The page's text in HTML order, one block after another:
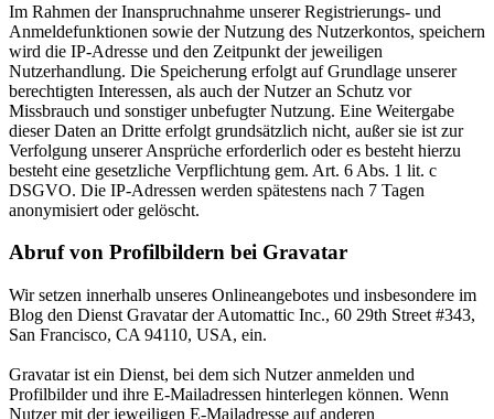
Im Rahmen der Inanspruchnahme unserer Registrierungs- und
Anmeldefunktionen sowie der Nutzung des Nutzerkontos, speichern
wird die IP-Adresse und den Zeitpunkt der jeweiligen
Nutzerhandlung. Die Speicherung erfolgt auf Grundlage unserer
berechtigten Interessen, als auch der Nutzer an Schutz vor
Missbrauch und sonstiger unbefugter Nutzung. Eine Weitergabe
dieser Daten an Dritte erfolgt grundsätzlich nicht, außer sie ist zur
Verfolgung unserer Ansprüche erforderlich oder es besteht hierzu
besteht eine gesetzliche Verpflichtung gem. Art. 6 Abs. 1 lit. c
DSGVO. Die IP-Adressen werden spätestens nach 7 Tagen
anonymisiert oder gelöscht.
Abruf von Profilbildern bei Gravatar
Wir setzen innerhalb unseres Onlineangebotes und insbesondere im
Blog den Dienst Gravatar der Automattic Inc., 60 29th Street #343,
San Francisco, CA 94110, USA, ein.
Gravatar ist ein Dienst, bei dem sich Nutzer anmelden und
Profilbilder und ihre E-Mailadressen hinterlegen können. Wenn
Nutzer mit der jeweiligen E-Mailadresse auf anderen